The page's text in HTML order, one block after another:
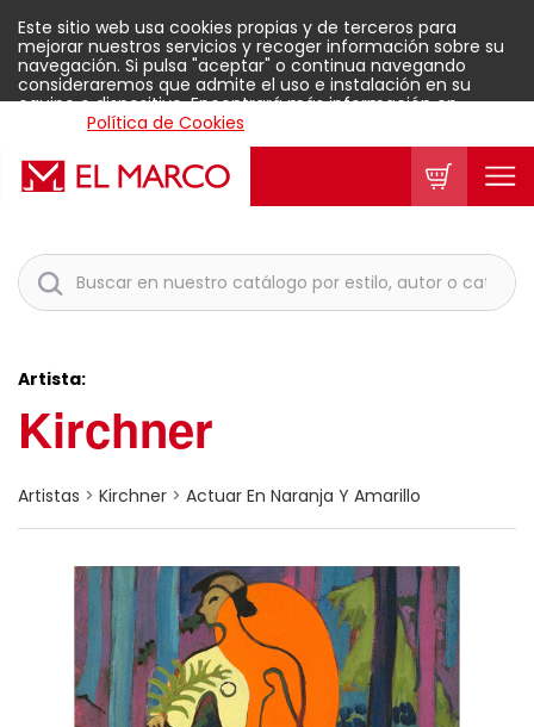
Este sitio web usa cookies propias y de terceros para
mejorar nuestros servicios y recoger información sobre su
navegación. Si pulsa "aceptar" o continua navegando
consideraremos que admite el uso e instalación en su
equipo o dispositivo. Encontrará más información en
Política de Cookies
Aceptar
Artista:
Kirchner
Artistas > Kirchner > Actuar En Naranja Y Amarillo